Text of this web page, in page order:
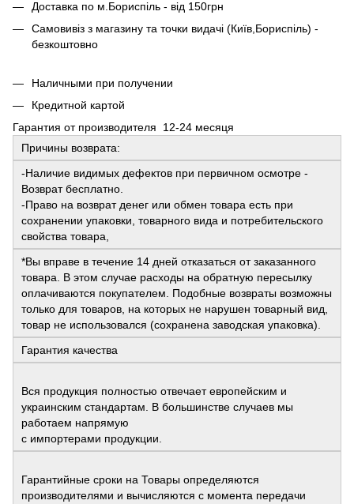
Доставка по м.Бориспіль - від 150грн
Самовивіз з магазину та точки видачі (Київ,Бориспіль) -
безкоштовно
Наличными при получении
Кредитной картой
Гарантия от производителя 12-24 месяця
Причины возврата:
-Наличие видимых дефектов при первичном осмотре -
Возврат бесплатно.
-Право на возврат денег или обмен товара есть при
сохранении упаковки, товарного вида и потребительского
свойства товара,
*Вы вправе в течение 14 дней отказаться от заказанного
товара. В этом случае расходы на обратную пересылку
оплачиваются покупателем. Подобные возвраты возможны
только для товаров, на которых не нарушен товарный вид,
товар не использовался (сохранена заводская упаковка).
Гарантия качества
Вся продукция полностью отвечает европейским и
украинским стандартам. В большинстве случаев мы
работаем напрямую
с импортерами продукции.
Гарантийные сроки на Товары определяются
производителями и вычисляются с момента передачи